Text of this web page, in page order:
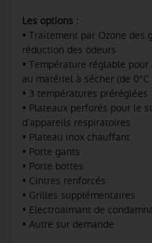
Les options :
• Traitement par Ozone des
réduction des odeurs
• Température réglable
au matériel à sécher (de 0°C
• 3 températures préréglées
• Plateaux perforés pour le
d’appareils respiratoires
• Plateau inox chauffant
• Porte gants
• Porte bottes
• Cintres renforcés
• Grilles supplémentaires
• Electroaimant de
• Autre sur demande